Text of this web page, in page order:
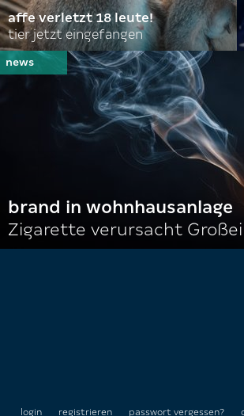
affe verletzt 18 leute!
tier jetzt eingefangen
brand in wohnhausanlage
Zigarette verursacht
login registrieren passwort vergessen?